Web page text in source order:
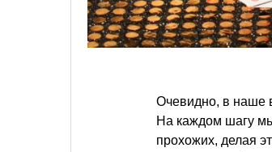
Очевидно, в наше
На каждом шагу
прохожих, делая